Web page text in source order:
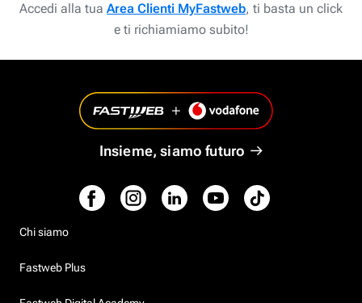
Accedi alla tua Area Clienti MyFastweb, ti basta un click
e ti richiamiamo subito!
Insieme, siamo futuro
Chi siamo
Fastweb Plus